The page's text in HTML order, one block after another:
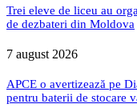
Trei eleve de liceu au
de dezbateri din Moldova
7 august 2026
APCE o avertizează pe
pentru baterii de stocare